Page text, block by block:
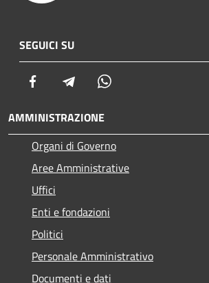
SEGUICI SU
Facebook Telegram
AMMINISTRAZIONE
Organi di Governo
Aree Amministrative
Uffici
Enti e fondazioni
Politici
Personale Amministrativo
Documenti e dati